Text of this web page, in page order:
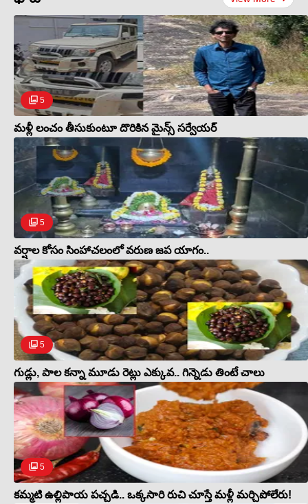
5
మళ్లీ లంచం తీసుకుంటూ దొరికిన మైన్స్ సర్వేయర్
5
వర్షాల కోసం సింహాచలంలో వరుణ జప యాగం..
5
గుడ్లు, పాల కన్నా మూడు రెట్లు ఎక్కువ.. గిన్నెడు తింటే చాలు
5
కమ్మటి ఉల్లిపాయ పచ్చడి.. ఒక్కసారి రుచి చూస్తే మళ్లీ మర్చిపోలేరు!